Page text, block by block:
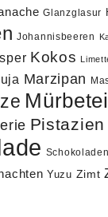
Glanzglasur
Johannisbeeren
Kokos
Marzipan
Pistazien
Yuzu Zimt